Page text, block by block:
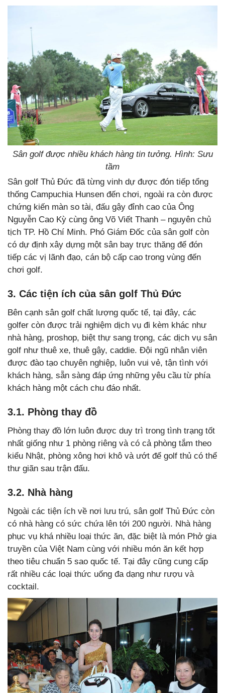
Sân golf được nhiều khách hàng tin tưởng. Hình: Sưu
tầm
Sân golf Thủ Đức đã từng vinh dự được đón tiếp tổng
thống Campuchia Hunsen đến chơi, ngoài ra còn được
chứng kiến màn so tài, đấu gậy đỉnh cao của Ông
Nguyễn Cao Kỳ cùng ông Võ Viết Thanh – nguyên chủ
tịch TP. Hồ Chí Minh. Phó Giám Đốc của sân golf còn
có dự định xây dựng một sân bay trực thăng để đón
tiếp các vị lãnh đạo, cán bộ cấp cao trong vùng đến
chơi golf.
3. Các tiện ích của sân golf Thủ Đức
Bên cạnh sân golf chất lượng quốc tế, tại đây, các
golfer còn được trải nghiệm dịch vụ đi kèm khác như
nhà hàng, proshop, biệt thự sang trọng, các dịch vụ sân
golf như thuê xe, thuê gậy, caddie. Đội ngũ nhân viên
được đào tạo chuyên nghiệp, luôn vui vẻ, tận tình với
khách hàng, sẵn sàng đáp ứng những yêu cầu từ phía
khách hàng một cách chu đáo nhất.
3.1. Phòng thay đồ
Phòng thay đồ lớn luôn được duy trì trong tình trạng tốt
nhất giống như 1 phòng riêng và có cả phòng tắm theo
kiểu Nhật, phòng xông hơi khô và ướt để golf thủ có thể
thư giãn sau trận đấu.
3.2. Nhà hàng
Ngoài các tiện ích về nơi lưu trú, sân golf Thủ Đức còn
có nhà hàng có sức chứa lên tới 200 người. Nhà hàng
phục vụ khá nhiều loại thức ăn, đặc biệt là món Phở gia
truyền của Việt Nam cùng với nhiều món ăn kết hợp
theo tiêu chuẩn 5 sao quốc tế. Tại đây cũng cung cấp
rất nhiều các loại thức uống đa dạng như rượu và
cocktail.